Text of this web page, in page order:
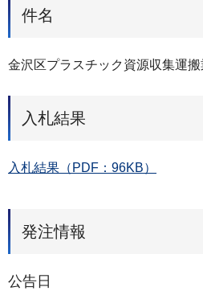
件名
金沢区プラスチック資源収集運
入札結果
入札結果（PDF：96KB）
発注情報
公告日